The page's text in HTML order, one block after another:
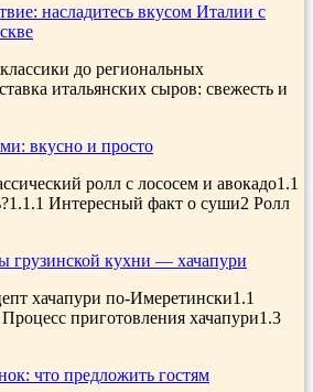
насладитесь вкусом Италии с
до региональных
итальянских сыров: свежесть и
вкусно и просто
ролл с лососем и авокадо1.1
Интересный факт о суши2 Ролл
грузинской кухни — хачапури
хачапури по-Имеретински1.1
приготовления хачапури1.3
что предложить гостям